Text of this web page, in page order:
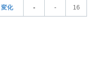
変化 - - 16